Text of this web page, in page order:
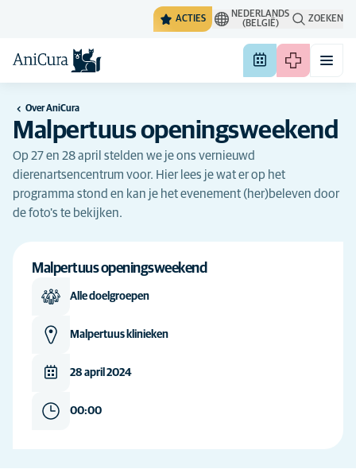
ACTIES
NEDERLANDS
(BELGIË)
ZOEKEN
Over AniCura
Malpertuus openingsweekend
Op 27 en 28 april stelden we je ons vernieuwd
dierenartsencentrum voor. Hier lees je wat er op het
programma stond en kan je het evenement (her)beleven door
de foto's te bekijken.
Malpertuus openingsweekend
Alle doelgroepen
Malpertuus klinieken
28 april 2024
00:00